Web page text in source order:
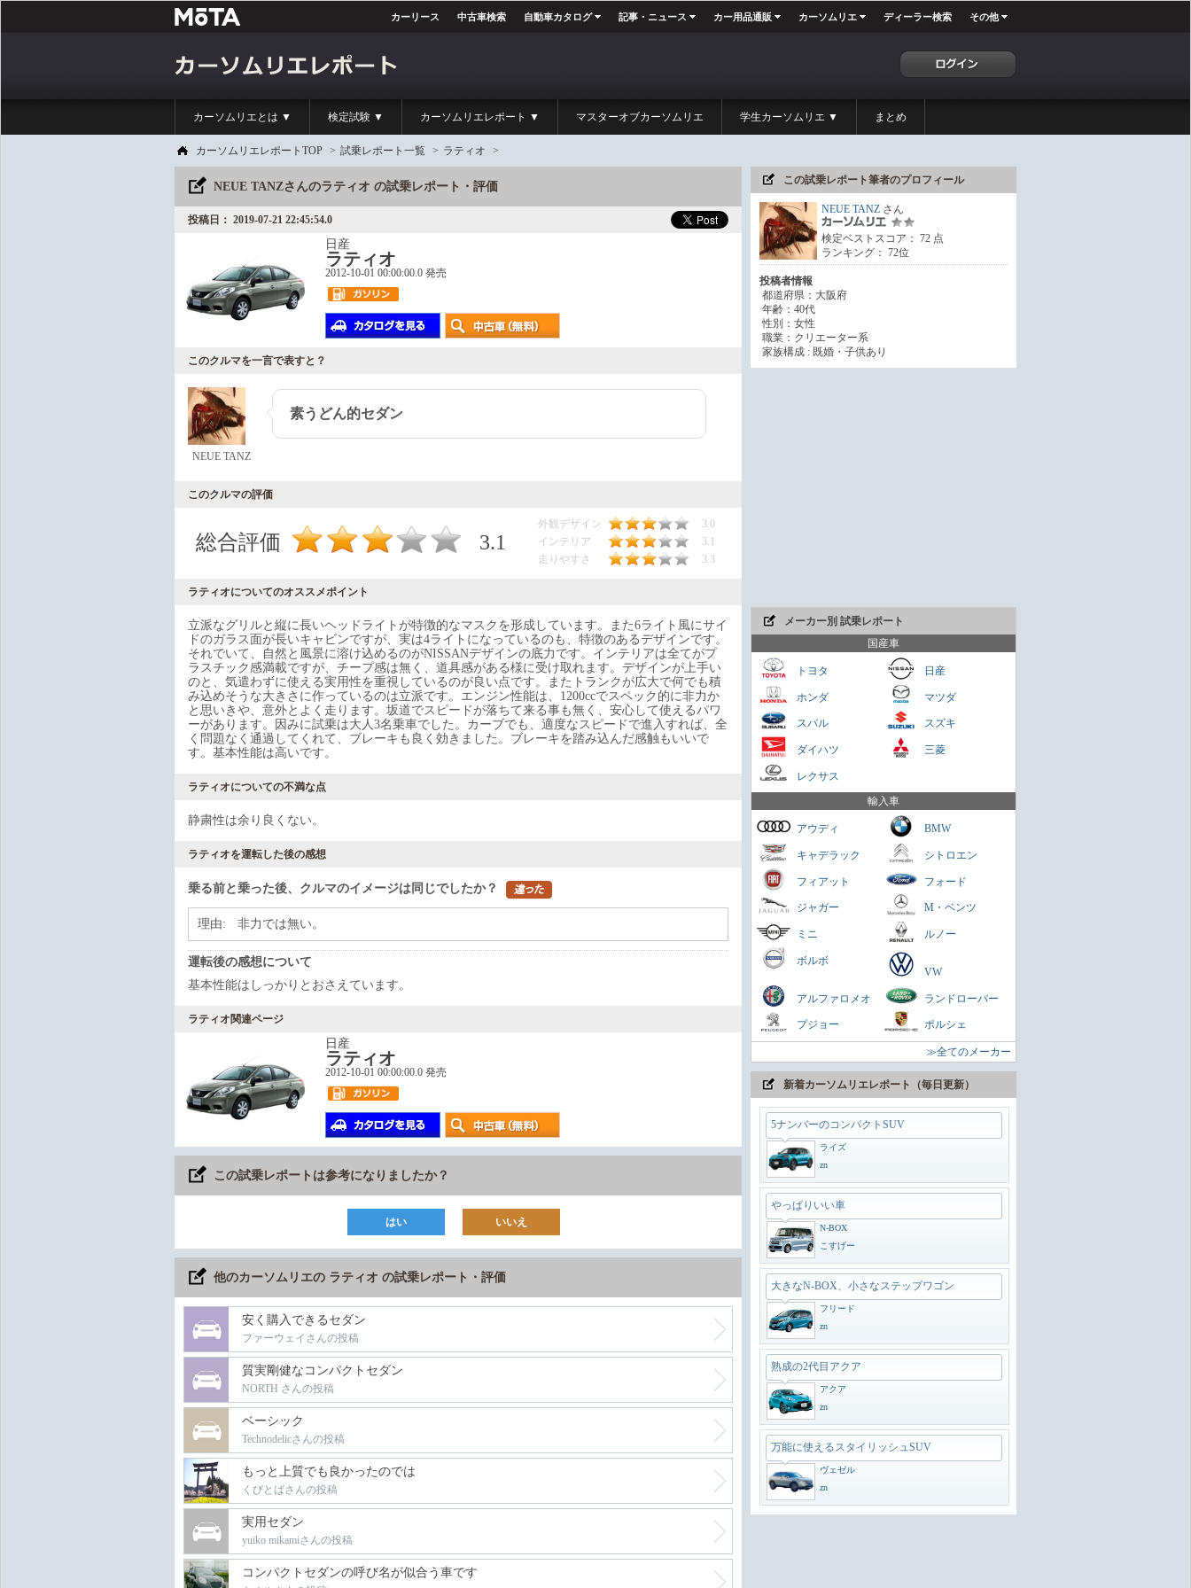
カーリース 中古車検索 自動車カタログ 記事・ニュース カー用品通販 カーソムリエ ディーラー検索 その他
カーソムリエとは ▼ 検定試験 ▼ カーソムリエレポート ▼ マスターオブカーソムリエ 学生カーソムリエ ▼ まとめ
カーソムリエレポートTOP > 試乗レポート一覧 > ラティオ >
NEUE TANZさんのラティオ の試乗レポート・評価
投稿日： 2019-07-21 22:45:54.0
日産
ラティオ
2012-10-01 00:00:00.0 発売
このクルマを一言で表すと？
NEUE TANZ
素うどん的セダン
このクルマの評価
総合評価 3.1
外観デザイン
3.0
インテリア
3.1
走りやすさ
3.3
ラティオについてのオススメポイント
立派なグリルと縦に長いヘッドライトが特徴的なマスクを形成しています。また6ライト風にサイ
ドのガラス面が長いキャビンですが、実は4ライトになっているのも、特徴のあるデザインです。
それでいて、自然と風景に溶け込めるのがNISSANデザインの底力です。インテリアは全てがプ
ラスチック感満載ですが、チープ感は無く、道具感がある様に受け取れます。デザインが上手い
のと、気遣わずに使える実用性を重視しているのが良い点です。またトランクが広大で何でも積
み込めそうな大きさに作っているのは立派です。エンジン性能は、1200ccでスペック的に非力か
と思いきや、意外とよく走ります。坂道でスピードが落ちて来る事も無く、安心して使えるパワ
ーがあります。因みに試乗は大人3名乗車でした。カーブでも、適度なスピードで進入すれば、全
く問題なく通過してくれて、ブレーキも良く効きました。ブレーキを踏み込んだ感触もいいで
す。基本性能は高いです。
ラティオについての不満な点
静粛性は余り良くない。
ラティオを運転した後の感想
乗る前と乗った後、クルマのイメージは同じでしたか？
理由: 非力では無い。
運転後の感想について
基本性能はしっかりとおさえています。
ラティオ関連ページ
日産
ラティオ
2012-10-01 00:00:00.0 発売
この試乗レポートは参考になりましたか？
はい いいえ
他のカーソムリエの ラティオ の試乗レポート・評価
安く購入できるセダン
ファーウェイさんの投稿
質実剛健なコンパクトセダン
NORTH さんの投稿
ベーシック
Technodelicさんの投稿
もっと上質でも良かったのでは
くびとばさんの投稿
実用セダン
yuiko mikamiさんの投稿
コンパクトセダンの呼び名が似合う車です
この試乗レポート筆者のプロフィール
NEUE TANZ さん
検定ベストスコア： 72 点
ランキング： 72位
投稿者情報
都道府県：大阪府
年齢：40代
性別：女性
職業：クリエーター系
家族構成 : 既婚・子供あり
メーカー別 試乗レポート
国産車
トヨタ 日産
ホンダ マツダ
スバル スズキ
ダイハツ 三菱
レクサス
輸入車
アウディ BMW
キャデラック シトロエン
フィアット フォード
ジャガー M・ベンツ
ミニ ルノー
ボルボ
VW
アルファロメオ ランドローバー
プジョー ポルシェ
≫全てのメーカー
新着カーソムリエレポート（毎日更新）
今や貴重なセダンだが800万円は高いかも
さくらもち
家族を乗せられる男のロマン
コンパクトスペシャリティーSUV
まさに陸の巡洋艦
zn
ちょうどいいSUV
ヴェゼル
zn
5ナンバーのコンパクトSUV
ライズ
zn
やっぱりいい車
N-BOX
こすげー
大きなN-BOX、小さなステップワゴン
フリード
zn
熟成の2代目アクア
アクア
zn
万能に使えるスタイリッシュSUV
ヴェゼル
zn